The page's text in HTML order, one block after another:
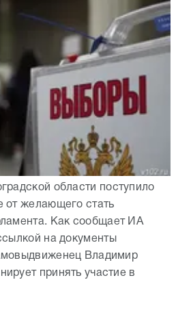
области поступило
от желающего стать
Как сообщает ИА
на документы
Владимир
принять участие в